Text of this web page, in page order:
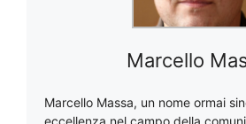
Marcello
Marcello Massa, un nome ormai
eccellenza nel campo della